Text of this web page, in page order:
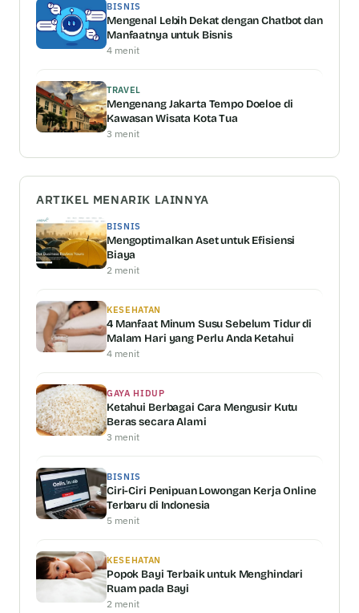
BISNIS
Mengenal Lebih Dekat dengan Chatbot dan
Manfaatnya untuk Bisnis
4 menit
TRAVEL
Mengenang Jakarta Tempo Doeloe di
Kawasan Wisata Kota Tua
3 menit
ARTIKEL MENARIK LAINNYA
BISNIS
Mengoptimalkan Aset untuk Efisiensi
Biaya
2 menit
KESEHATAN
4 Manfaat Minum Susu Sebelum Tidur di
Malam Hari yang Perlu Anda Ketahui
4 menit
GAYA HIDUP
Ketahui Berbagai Cara Mengusir Kutu
Beras secara Alami
3 menit
BISNIS
Ciri-Ciri Penipuan Lowongan Kerja Online
Terbaru di Indonesia
5 menit
KESEHATAN
Popok Bayi Terbaik untuk Menghindari
Ruam pada Bayi
2 menit